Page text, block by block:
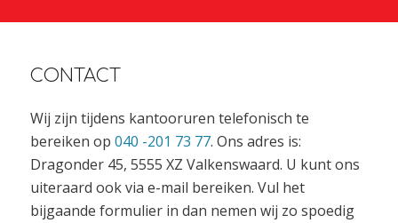
CONTACT
Wij zijn tijdens kantooruren telefonisch te
bereiken op 040 -201 73 77. Ons adres is:
Dragonder 45, 5555 XZ Valkenswaard. U kunt ons
uiteraard ook via e-mail bereiken. Vul het
bijgaande formulier in dan nemen wij zo spoedig